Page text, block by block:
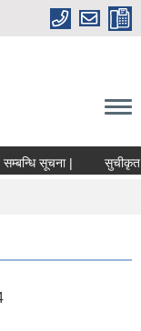
सूचना | सुचीकृत